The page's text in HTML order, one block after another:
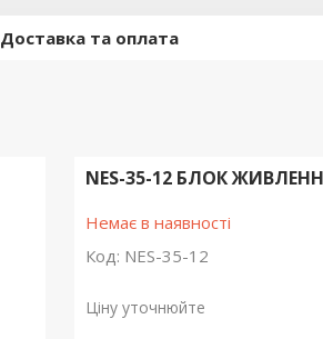
Доставка та оплата
NES-35-12 БЛОК
Немає в наявності
Код: NES-35-12
Ціну уточнюйте